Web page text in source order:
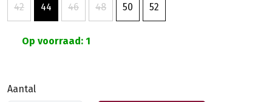
42 44 46 48 50 52
Op voorraad: 1
Aantal